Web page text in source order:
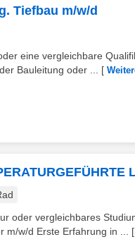
Tiefbau m/w/d
eine vergleichbare
Bauleitung oder ...
[
oder vergleichbares
w/d Erste Erfahrung in ...
[